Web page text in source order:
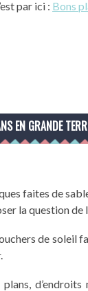
par ici : Bons
EN GRANDE
faites de
la question de
de soleil
d’endroits